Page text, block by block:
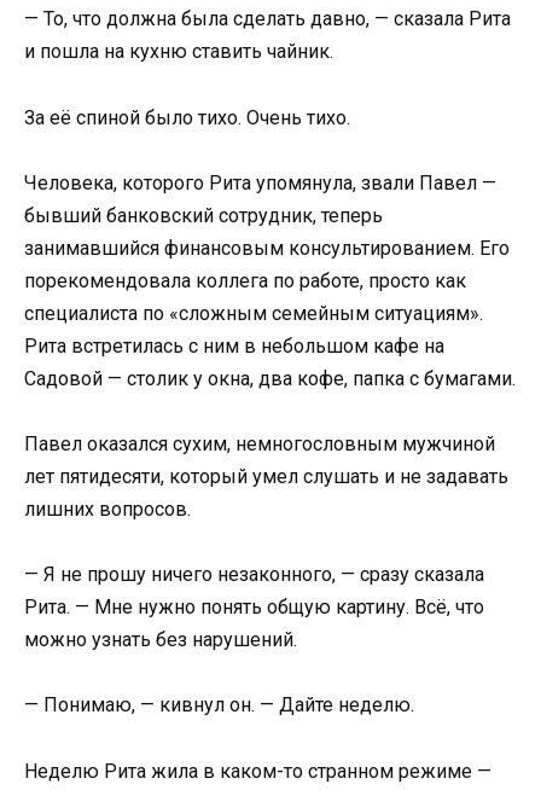
— То, что должна была сделать давно, — сказала Рита
и пошла на кухню ставить чайник.
За её спиной было тихо. Очень тихо.
Человека, которого Рита упомянула, звали Павел —
бывший банковский сотрудник, теперь
занимавшийся финансовым консультированием. Его
порекомендовала коллега по работе, просто как
специалиста по «сложным семейным ситуациям».
Рита встретилась с ним в небольшом кафе на
Садовой — столик у окна, два кофе, папка с бумагами.
Павел оказался сухим, немногословным мужчиной
лет пятидесяти, который умел слушать и не задавать
лишних вопросов.
— Я не прошу ничего незаконного, — сразу сказала
Рита. — Мне нужно понять общую картину. Всё, что
можно узнать без нарушений.
— Понимаю, — кивнул он. — Дайте неделю.
Неделю Рита жила в каком-то странном режиме —